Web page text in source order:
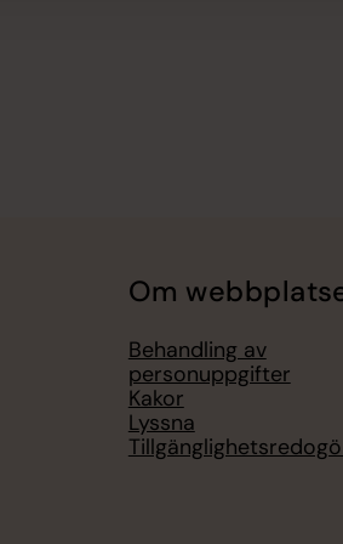
Om
Behandling av
personuppgifter
Kakor
Lyssna